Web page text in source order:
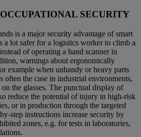
SECURITY
is a major security advantage of smart
a lot safer for a logistics worker to climb a
of operating a hand scanner in
warnings about ergonomically
example when unhandy or heavy parts
often the case in industrial environments,
the glasses. The punctual display of
reduce the potential of injury in high-risk
or in production through the targeted
step instructions increase security by
zones, e.g. for tests in laboratories,